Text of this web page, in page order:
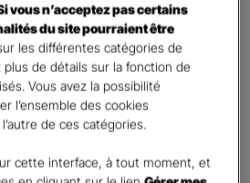
Last
vous n’acceptez pas certains
du site pourraient être
les différentes catégories de
de détails sur la fonction de
Vous avez la possibilité
l’ensemble des cookies
de ces catégories.
cette interface, à tout moment, et